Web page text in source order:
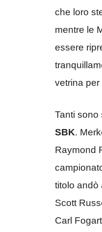
che loro
mentre le
essere
vetrina
Tanti sono
SBK.
Raymond
titolo andò
Scott
Carl